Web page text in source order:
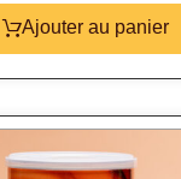
Ajouter au panier